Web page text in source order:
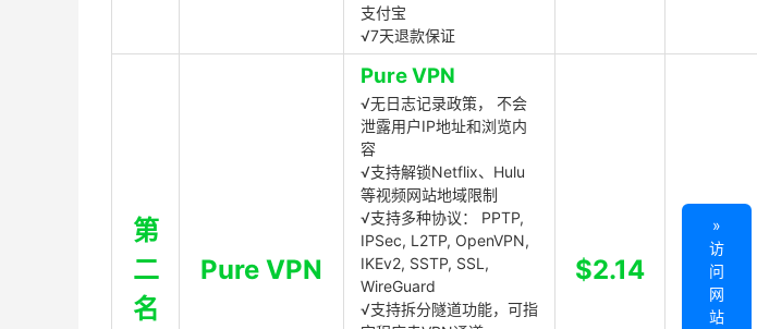
支付宝
√7天退款保证
第
二
名
Pure VPN
Pure VPN
√无日志记录政策， 不会
泄露用户IP地址和浏览内
容
√支持解锁Netflix、Hulu
等视频网站地域限制
√支持多种协议： PPTP,
IPSec, L2TP, OpenVPN,
IKEv2, SSTP, SSL,
WireGuard
√支持拆分隧道功能，可指
$2.14
»
访
问
网
站